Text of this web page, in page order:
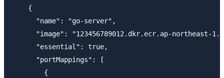
    {
      "name": "go-server",
"image": "123456789012.dkr.ecr.ap-northeast-
      "essential": true,
      "portMappings": [
        {